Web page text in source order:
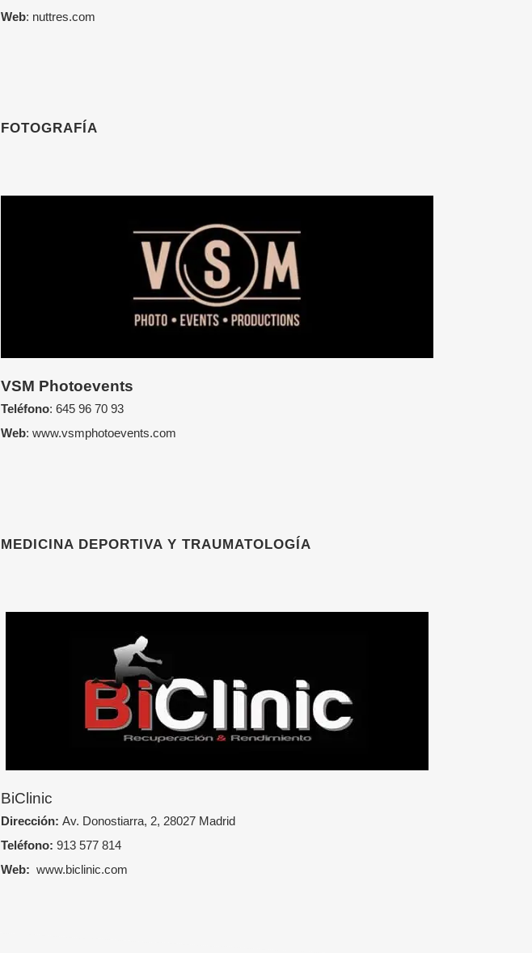
Web: nuttres.com
FOTOGRAFÍA
VSM Photoevents
Teléfono: 645 96 70 93
Web: www.vsmphotoevents.com
MEDICINA DEPORTIVA Y TRAUMATOLOGÍA
BiClinic
Dirección: Av. Donostiarra, 2, 28027 Madrid
Teléfono: 913 577 814
Web: www.biclinic.com